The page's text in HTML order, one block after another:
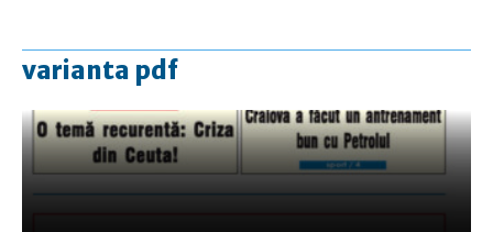
varianta pdf